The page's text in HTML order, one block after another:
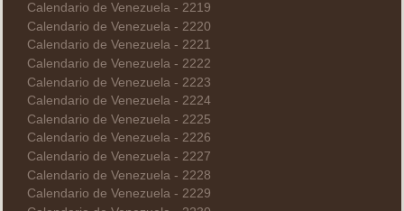
Calendario de Venezuela - 2219
Calendario de Venezuela - 2220
Calendario de Venezuela - 2221
Calendario de Venezuela - 2222
Calendario de Venezuela - 2223
Calendario de Venezuela - 2224
Calendario de Venezuela - 2225
Calendario de Venezuela - 2226
Calendario de Venezuela - 2227
Calendario de Venezuela - 2228
Calendario de Venezuela - 2229